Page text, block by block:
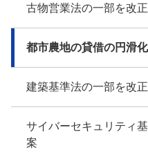
古物営業法の一部を改
都市農地の貸借の円滑
建築基準法の一部を改
サイバーセキュリティ
案